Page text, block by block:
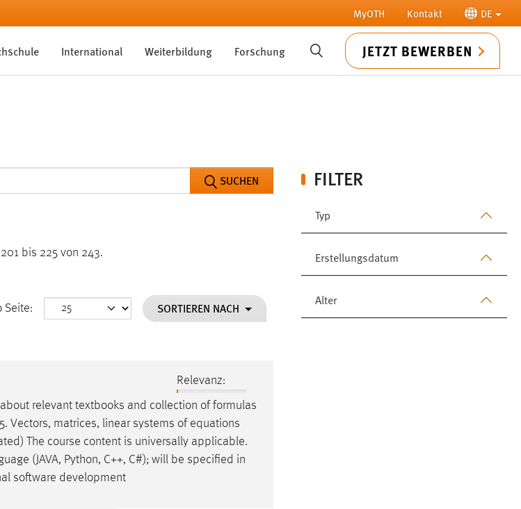
MyOTH Kontakt DE
International Weiterbildung Forschung SUCHE JETZT BEWERBEN
FILTER
Typ
Erstellungsdatum
Alter
SUCHEN
bis 225 von 243.
Seite: SORTIEREN NACH
Relevanz:
relevant textbooks and collection of formulas
Vectors, matrices, linear systems of equations
The course content is universally applicable.
(JAVA, Python, C++, C#); will be specified in
software development